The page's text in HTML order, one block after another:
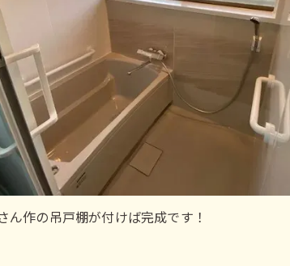
ん作の吊戸棚が付けば完成です！